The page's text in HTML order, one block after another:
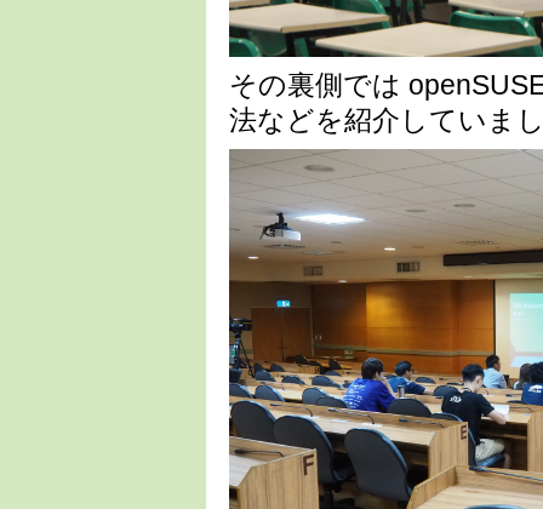
その裏側では
法などを紹介していま